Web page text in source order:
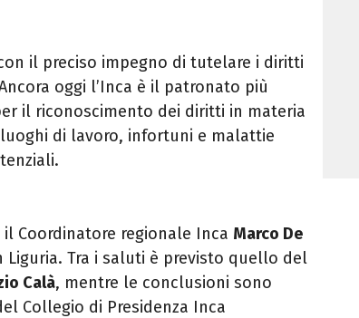
il preciso impegno di tutelare i diritti
oggi l’Inca è il patronato più
il riconoscimento dei diritti in materia
di lavoro, infortuni e malattie
il Coordinatore regionale Inca Marco De
Tra i saluti è previsto quello del
Calà, mentre le conclusioni sono
Collegio di Presidenza Inca